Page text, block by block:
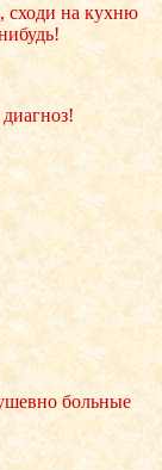
сходи на кухню
больные